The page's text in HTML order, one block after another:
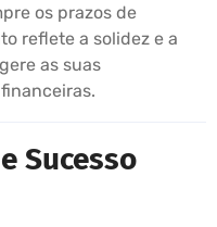
os prazos de
reflete a solidez e a
as suas
Sucesso